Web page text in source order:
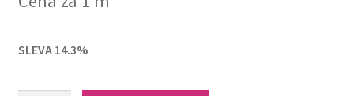
was:
SLEVA 14.3%